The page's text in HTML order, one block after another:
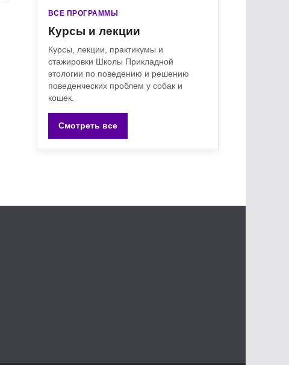
ВСЕ ПРОГРАММЫ
Курсы и лекции
Курсы, лекции, практикумы и
стажировки Школы Прикладной
этологии по поведению и решению
поведенческих проблем у собак и
кошек.
Смотреть все